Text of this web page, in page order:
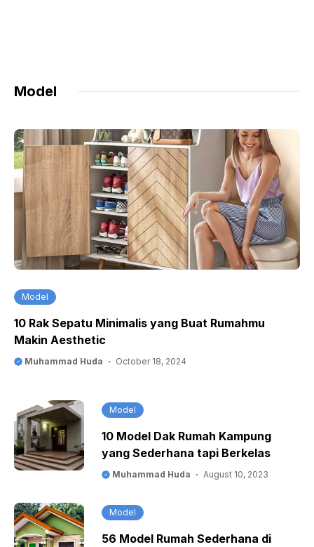
Model
Model
10 Rak Sepatu Minimalis yang Buat Rumahmu
Makin Aesthetic
Muhammad Huda October 18, 2024
Model
10 Model Dak Rumah Kampung
yang Sederhana tapi Berkelas
Muhammad Huda August 10, 2023
Model
56 Model Rumah Sederhana di